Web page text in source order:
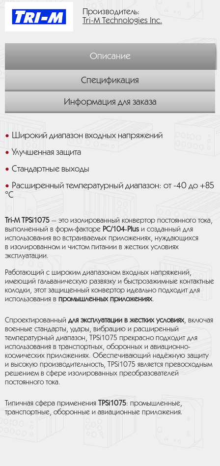
Производитель:
Tri-M Technologies Inc.
Описание
Спецификация
Информация для заказа
Широкий диапазон входных напряжений
Улучшенная защита
Стандартные выходы
Расширенный температурный диапазон: от -40 до +85
°С
Tri-M TPSi1075 — это изолированный конвертор постоянного тока,
выполненный в форм-факторе PC/104‑Plus и созданный для
использования во встраиваемых приложениях, нуждающихся
в изолированном и чистом питании в жестких условиях
эксплуатации.
Работающий с широким диапазоном входных напряжений,
имеющий гальваническую развязку и быстрозажимные контактные
колодки, этот защищенный конвертор идеально подходит для
использования в промышленных приложениях.
Спроектированный для эксплуатации в жестких условиях, включая
военные стандарты, удары, вибрацию и расширенный
температурный диапазон, TPSi1075 прекрасно подходит для
использования в транспортных, оборонных и авиационно-
космических приложениях. Обеспечивающий надёжную защиту
и высокую производительность, TPSi1075 является превосходным
решением в сфере изолированных преобразователей
постоянного тока.
Типичная сфера применения TPSi1075: промышленные,
транспортные, оборонные и авиационные приложения.